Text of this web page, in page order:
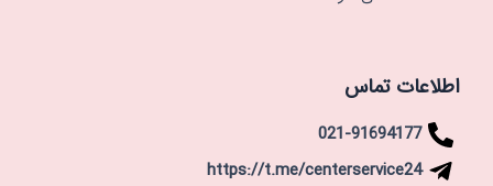
اطلاعات تماس
021-91694177
https://t.me/centerservice24